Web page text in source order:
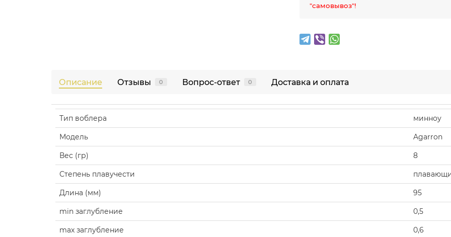
"самовывоз"!
Описание Отзывы 0 Вопрос-ответ 0 Доставка и оплата
Тип воблера минноу
Модель Agarron
Вес (гр) 8
Степень плавучести
Длина (мм) 95
min заглубление 0,5
max заглубление 0,6